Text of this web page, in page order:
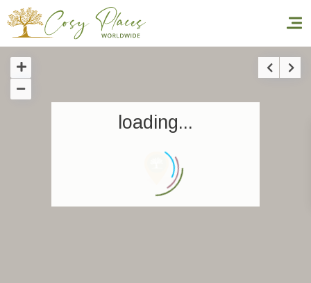
Inicio
Reservar una estancia
Nuestra colección mundial
loading...